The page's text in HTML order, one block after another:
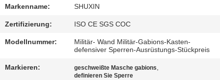
NACHRICHTEN
EIN
Markenname: SHUXIN
Zertifizierung: ISO CE SGS COC
Modellnummer:
Militär- Wand Militär-Gabions-Kasten-
defensiver Sperren-Ausrüstungs-Stückpreis
Markieren: geschweißte Masche gabions,
definieren Sie Sperre